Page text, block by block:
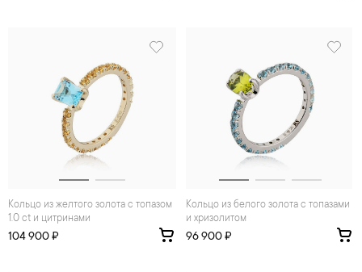
Кольцо из желтого золота с топазом
1.0 ct и цитринами
104 900 ₽
Кольцо из белого золота с топазами
и хризолитом
96 900 ₽